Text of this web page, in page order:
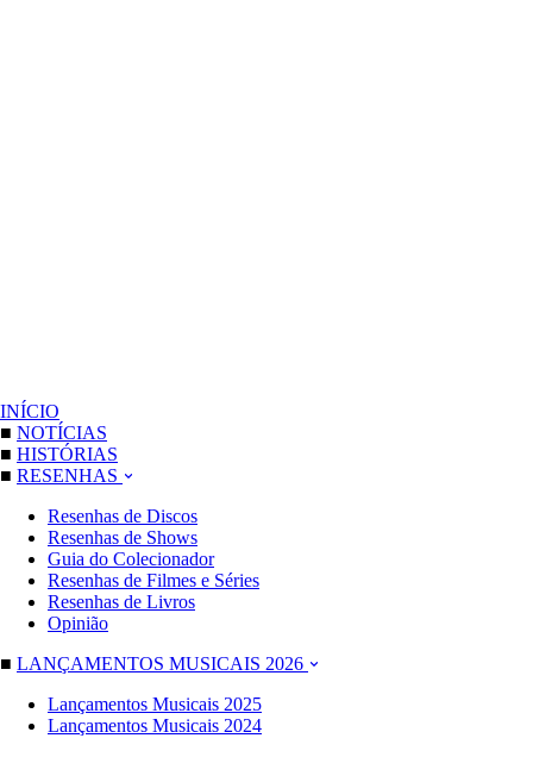
INÍCIO
■ NOTÍCIAS
■ HISTÓRIAS
■ RESENHAS
Resenhas de Discos
Resenhas de Shows
Guia do Colecionador
Resenhas de Filmes e Séries
Resenhas de Livros
Opinião
■ LANÇAMENTOS MUSICAIS 2026
Lançamentos Musicais 2025
Lançamentos Musicais 2024